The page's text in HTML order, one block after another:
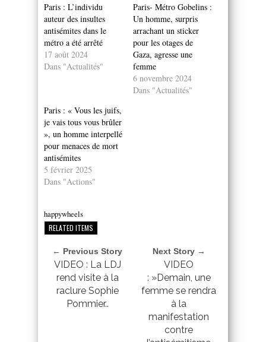
Paris : L’individu
auteur des insultes
antisémites dans le
métro a été arrêté
17 août 2024
Dans "Actualités"
Paris- Métro Gobelins :
Un homme, surpris
arrachant un sticker
pour les otages de
Gaza, agresse une
femme
6 novembre 2024
Dans "Actualités"
Paris : « Vous les juifs,
je vais tous vous brûler
», un homme interpellé
pour menaces de mort
antisémites
5 février 2025
Dans "Actions"
happywheels
RELATED ITEMS
← Previous Story
VIDEO : La LDJ
rend visite à la
raclure Sophie
Pommier..
Next Story →
VIDEO
: »Demain, une
femme se rendra
à la
manifestation
contre